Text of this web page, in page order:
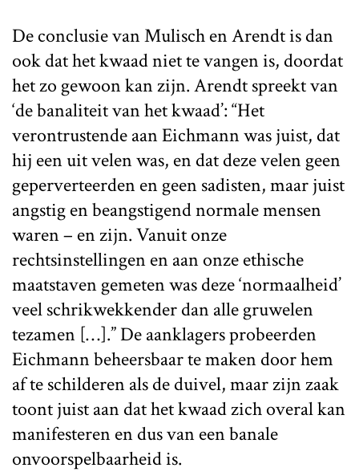
De conclusie van Mulisch en Arendt is dan
ook dat het kwaad niet te vangen is, doordat
het zo gewoon kan zijn. Arendt spreekt van
‘de banaliteit van het kwaad’: “Het
verontrustende aan Eichmann was juist, dat
hij een uit velen was, en dat deze velen geen
geperverteerden en geen sadisten, maar juist
angstig en beangstigend normale mensen
waren – en zijn. Vanuit onze
rechtsinstellingen en aan onze ethische
maatstaven gemeten was deze ‘normaalheid’
veel schrikwekkender dan alle gruwelen
tezamen […].” De aanklagers probeerden
Eichmann beheersbaar te maken door hem
af te schilderen als de duivel, maar zijn zaak
toont juist aan dat het kwaad zich overal kan
manifesteren en dus van een banale
onvoorspelbaarheid is.